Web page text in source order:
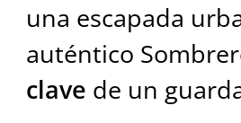
una escapada
auténtico
clave de un